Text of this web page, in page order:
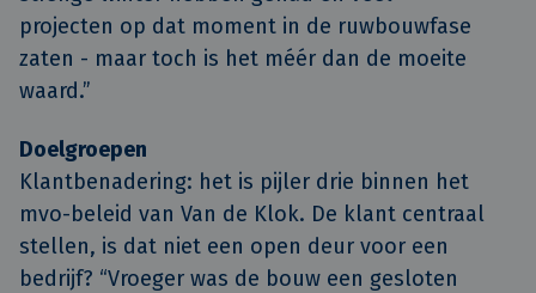
projecten op dat moment in de ruwbouwfase
zaten - maar toch is het méér dan de moeite
waard.”
Doelgroepen
Klantbenadering: het is pijler drie binnen het
mvo-beleid van Van de Klok. De klant centraal
stellen, is dat niet een open deur voor een
bedrijf? “Vroeger was de bouw een gesloten